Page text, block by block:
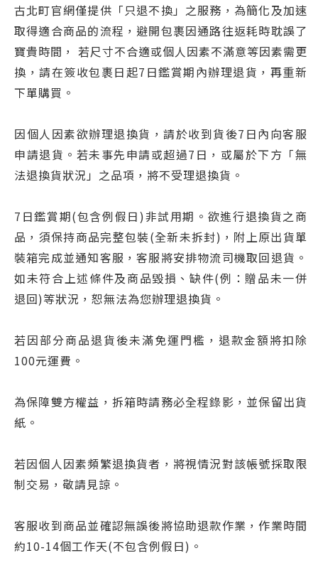
古北町官網僅提供「只退不換」之服務，為簡化及加速
取得適合商品的流程，避開包裹因通路往返耗時耽誤了
寶貴時間， 若尺寸不合適或個人因素不滿意等因素需更
換，請在簽收包裹日起7日鑑賞期內辦理退貨，再重新
下單購買。
因個人因素欲辦理退換貨，請於收到貨後7日內向客服
申請退貨。若未事先申請或超過7日，或屬於下方「無
法退換貨狀況」之品項，將不受理退換貨。
7日鑑賞期(包含例假日)非試用期。欲進行退換貨之商
品，須保持商品完整包裝(全新未拆封)，附上原出貨單
裝箱完成並通知客服，客服將安排物流司機取回退貨。
如未符合上述條件及商品毀損、缺件(例：贈品未一併
退回)等狀況，恕無法為您辦理退換貨。
若因部分商品退貨後未滿免運門檻，退款金額將扣除
100元運費。
為保障雙方權益，拆箱時請務必全程錄影，並保留出貨
紙。
若因個人因素頻繁退換貨者，將視情況對該帳號採取限
制交易，敬請見諒。
客服收到商品並確認無誤後將協助退款作業，作業時間
約10-14個工作天(不包含例假日)。